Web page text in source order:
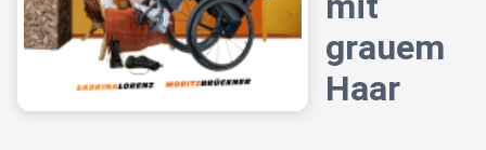
grauem
Haar